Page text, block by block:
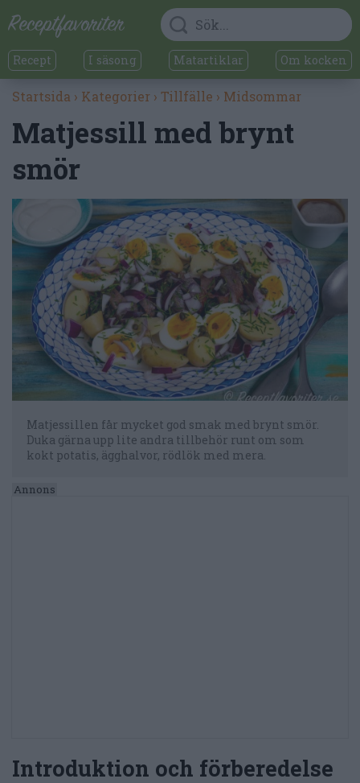
Recept I säsong Matartiklar Om kocken
Startsida › Kategorier › Tillfälle › Midsommar
Matjessill med brynt
smör
Matjessillen får mycket god smak med brynt smör.
Duka gärna upp lite andra tillbehör runt om som
kokt potatis, ägghalvor, rödlök med mera.
Introduktion och förberedelse